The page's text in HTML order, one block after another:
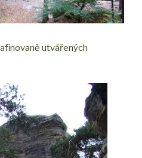
utvářených